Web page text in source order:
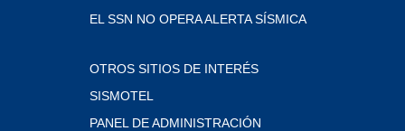
EL SSN NO OPERA ALERTA SÍSMICA
OTROS SITIOS DE INTERÉS
SISMOTEL
PANEL DE ADMINISTRACIÓN